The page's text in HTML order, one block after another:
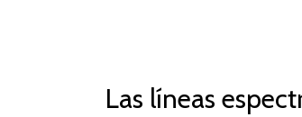
Las líneas